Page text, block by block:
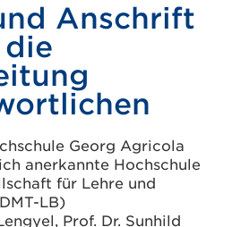
Anschrift
Georg Agricola
anerkannte Hochschule
für Lehre und
LB)
Prof. Dr. Sunhild